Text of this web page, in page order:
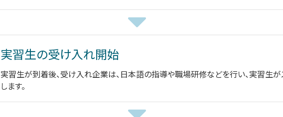
実習生の受け入れ開始
実習生が到着後、受け入れ企業は、日本語の指導や職場研修などを行い、実習生
します。